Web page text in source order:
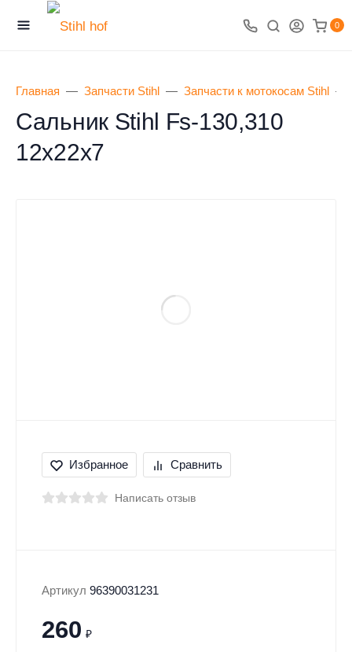
0
Главная Запчасти Stihl Запчасти к мотокосам Stihl
Сальник Stihl Fs-130,310
12x22x7
Избранное Сравнить
Написать отзыв
Артикул 96390031231
260 ₽